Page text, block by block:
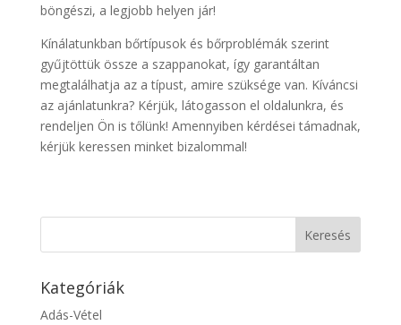
böngészi, a legjobb helyen jár!
Kínálatunkban bőrtípusok és bőrproblémák szerint
gyűjtöttük össze a szappanokat, így garantáltan
megtalálhatja az a típust, amire szüksége van. Kíváncsi
az ajánlatunkra? Kérjük, látogasson el oldalunkra, és
rendeljen Ön is tőlünk! Amennyiben kérdései támadnak,
kérjük keressen minket bizalommal!
Kategóriák
Adás-Vétel